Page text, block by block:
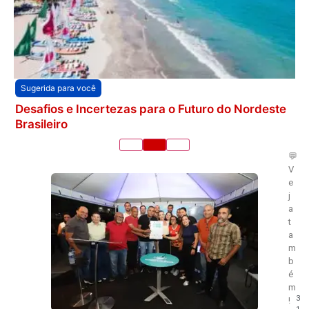
Sugerida para você
Desafios e Incertezas para o Futuro do Nordeste
Brasileiro
💬
V
e
j
a
t
a
m
b
é
m
!
3